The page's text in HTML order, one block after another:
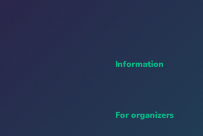
Information
For organizers